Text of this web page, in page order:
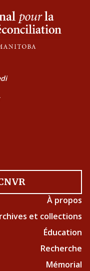
À propos
et collections
Éducation
Recherche
Mémorial